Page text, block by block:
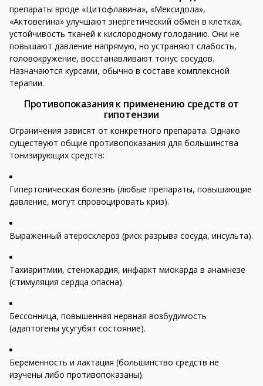
препараты вроде «Цитофлавина», «Мексидола»,
«Актовегина» улучшают энергетический обмен в клетках,
устойчивость тканей к кислородному голоданию. Они не
повышают давление напрямую, но устраняют слабость,
головокружение, восстанавливают тонус сосудов.
Назначаются курсами, обычно в составе комплексной
терапии.
Противопоказания к применению средств от
гипотензии
Ограничения зависят от конкретного препарата. Однако
существуют общие противопоказания для большинства
тонизирующих средств:
Гипертоническая болезнь (любые препараты, повышающие
давление, могут спровоцировать криз).
Выраженный атеросклероз (риск разрыва сосуда, инсульта).
Тахиаритмии, стенокардия, инфаркт миокарда в анамнезе
(стимуляция сердца опасна).
Бессонница, повышенная нервная возбудимость
(адаптогены усугубят состояние).
Беременность и лактация (большинство средств не
изучены либо противопоказаны).